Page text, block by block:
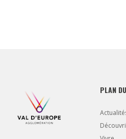
PLAN